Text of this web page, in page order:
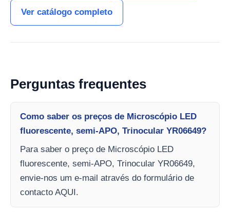
Ver catálogo completo
Perguntas frequentes
Como saber os preços de Microscópio LED
fluorescente, semi-APO, Trinocular YR06649?
Para saber o preço de Microscópio LED
fluorescente, semi-APO, Trinocular YR06649,
envie-nos um e-mail através do formulário de
contacto AQUI.